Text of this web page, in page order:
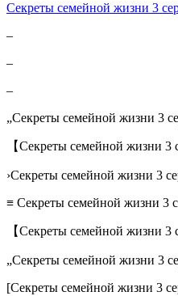
Секреты семейной жизни 3
–
–
–
„Секреты семейной жизни 3
【Секреты семейной жизни 3
›Секреты семейной жизни 3
≡ Секреты семейной жизни 3
【Секреты семейной жизни 3
„Секреты семейной жизни 3
[Секреты семейной жизни 3